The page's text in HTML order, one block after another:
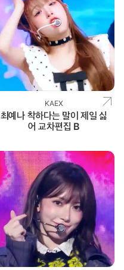
KAEX
최예나 착하다는 말이 제일 싫
어 교차편집 B